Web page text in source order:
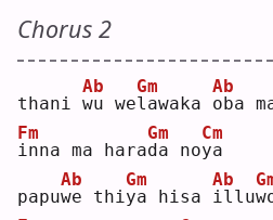
Chorus 2
thani w
Ab
u wel
Gm
awaka o
Ab
ba
i
Fm
nna ma harad
Gm
a noy
Cm
a
papuw
Ab
e thiy
Gm
a hisa i
Ab
lluw